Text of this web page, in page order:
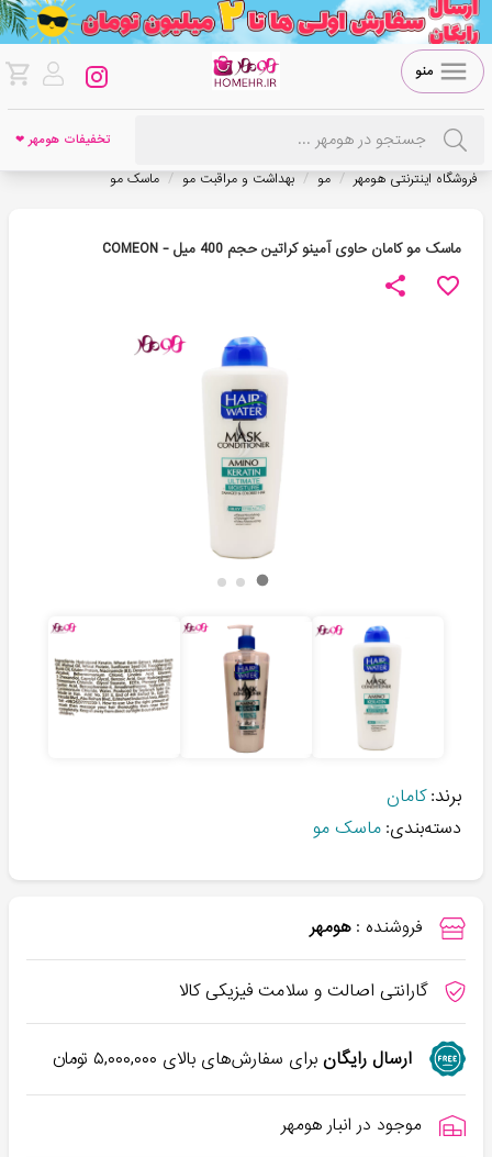
منو
تخفیفات هومهر ❤
فروشگاه اینترنتی هومهر / مو / بهداشت و مراقبت مو / ماسک مو
ماسک مو کامان حاوی آمینو کراتین حجم 400 میل - COMEON
برند: کامان
دسته‌بندی: ماسک مو
فروشنده : هومهر
گارانتی اصالت و سلامت فیزیکی کالا
ارسال رایگانبرای سفارش‌های بالای ۵,۰۰۰,۰۰۰تومان
موجود در انبار هومهر